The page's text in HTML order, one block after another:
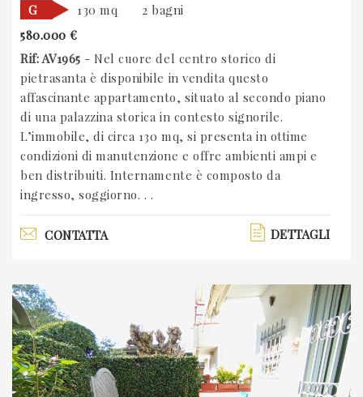
G
130 mq
2 bagni
580.000 €
Rif: AV1965 - Nel cuore del centro storico di
pietrasanta è disponibile in vendita questo
affascinante appartamento, situato al secondo piano
di una palazzina storica in contesto signorile.
L’immobile, di circa 130 mq, si presenta in ottime
condizioni di manutenzione e offre ambienti ampi e
ben distribuiti. Internamente è composto da
ingresso, soggiorno. . .
CONTATTA DETTAGLI